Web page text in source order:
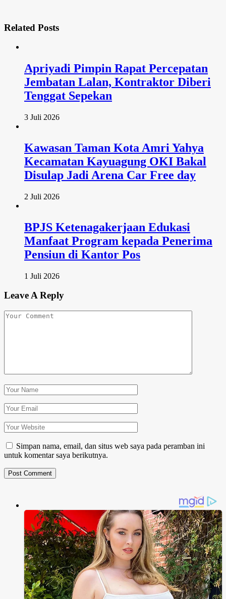
Related Posts
Apriyadi Pimpin Rapat Percepatan
Jembatan Lalan, Kontraktor Diberi
Tenggat Sepekan
3 Juli 2026
Kawasan Taman Kota Amri Yahya
Kecamatan Kayuagung OKI Bakal
Disulap Jadi Arena Car Free day
2 Juli 2026
BPJS Ketenagakerjaan Edukasi
Manfaat Program kepada Penerima
Pensiun di Kantor Pos
1 Juli 2026
Leave A Reply
Simpan nama, email, dan situs web saya pada peramban ini
untuk komentar saya berikutnya.